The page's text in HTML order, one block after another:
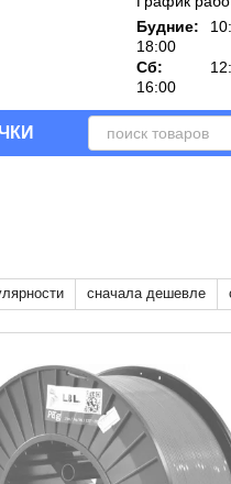
Будние:
18:00
Сб:
16:00
сначала дешевле